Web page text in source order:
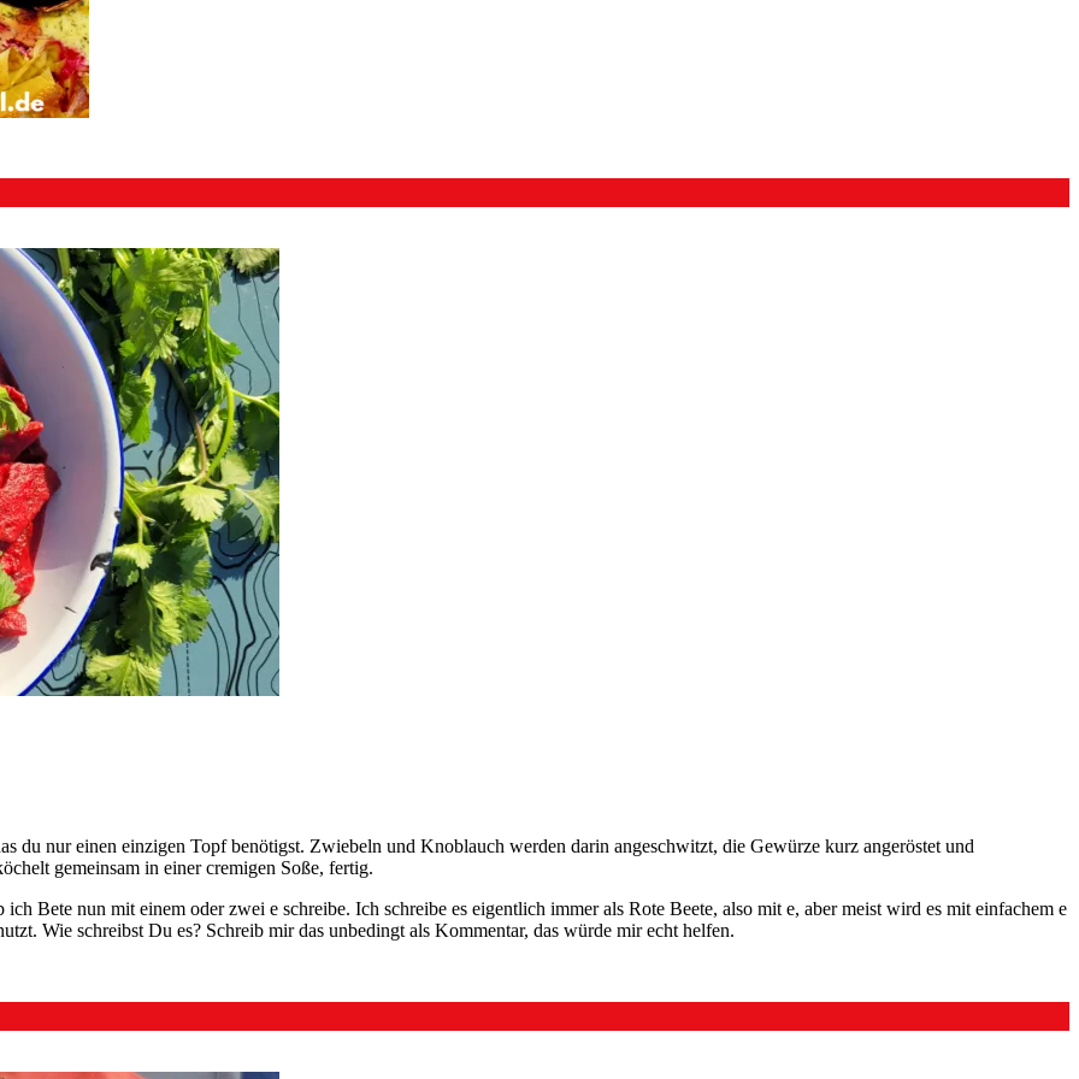
du nur einen einzigen Topf benötigst. Zwiebeln und Knoblauch werden darin angeschwitzt, die Gewürze kurz angeröstet und
gemeinsam in einer cremigen Soße, fertig.
Bete nun mit einem oder zwei e schreibe. Ich schreibe es eigentlich immer als Rote Beete, also mit e, aber meist wird es mit einfachem e
Wie schreibst Du es? Schreib mir das unbedingt als Kommentar, das würde mir echt helfen.